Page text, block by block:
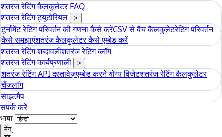
शतरंज रेटिंग कैलकुलेटर FAQ
शतरंज रेटिंग ट्यूटोरियल
>
टूर्नामेंट रेटिंग परिवर्तन की गणना कैसे करेंCSV से बैच कैलकुलेटरेटिंग परिवर्तन
कैसे समझाएंशतरंज कैलकुलेटर कैसे एम्बेड करें
शतरंज रेटिंग शब्दावलीशतरंज रेटिंग ब्लॉग
शतरंज रेटिंग कार्यप्रणाली
>
शतरंज रेटिंग API दस्तावेज़एम्बेड करने योग्य विजेटशतरंज रेटिंग कैलकुलेटर
चैंजलॉग
साइटमैप
संपर्क करें
भाषा
मेनू